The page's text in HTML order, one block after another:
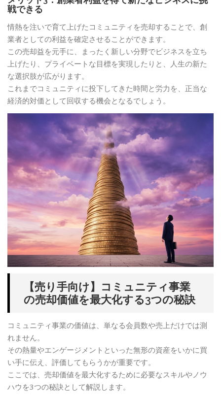
戦できる
情熱を注いで育て上げたコミュニティを売却することで、創
業者としての利益を確定させることができます。
この売却益を元手に、まったく新しい分野でビジネスを立ち
上げたり、プライベートな目標を実現したりと、人生の新た
な選択肢が広がります。
これまでコミュニティに投下してきた時間と労力を、正当な
経済的対価として回収する機会となるでしょう。
【売り手向け】コミュニティ事業
の売却価値を最大化する3つの秘訣
コミュニティ事業の価値は、単なる会員数や売上だけでは測
れません。
その熱量やエンゲージメントといった無形の資産をいかに買
い手に伝え、評価してもらうかが重要です。
ここでは、売却価値を最大化するために必要なスキルやノウ
ハウを3つの秘訣として解説します。